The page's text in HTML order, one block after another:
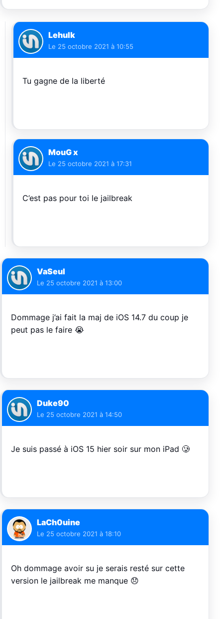
Lehulk
Le 25 octobre 2021 à 10:55
Tu gagne de la liberté
MouG x
Le 25 octobre 2021 à 17:31
C’est pas pour toi le jailbreak
VaSeul
Le 25 octobre 2021 à 13:00
Dommage j’ai fait la maj de iOS 14.7 du coup je
peut pas le faire 😭
Duke90
Le 25 octobre 2021 à 14:50
Je suis passé à iOS 15 hier soir sur mon iPad 🥲
LaCh0uine
Le 25 octobre 2021 à 18:10
Oh dommage avoir su je serais resté sur cette
version le jailbreak me manque 😞